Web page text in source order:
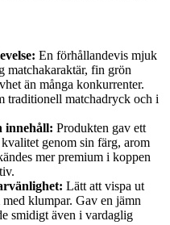
En förhållandevis mjuk
matchakaraktär, fin grön
än många konkurrenter.
traditionell matchadryck och i
innehåll: Produkten gav ett
genom sin färg, arom
mer premium i koppen
Lätt att vispa ut
klumpar. Gav en jämn
smidigt även i vardaglig